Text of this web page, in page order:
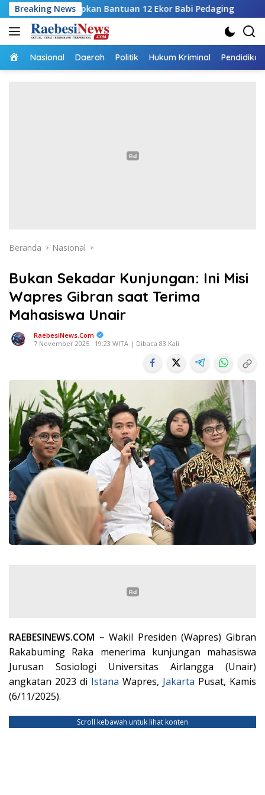
Langsung
ke
konten
Breaking News
Bantuan 12 Ekor Babi Pedaging RSUPP Betun
Home
Nasional Daerah Politik Hukum Kriminal Pendidikan
Beranda Nasional
Bukan Sekadar Kunjungan: Ini Misi
Wapres Gibran saat Terima
Mahasiswa Unair
RaebesiNews.Com
7 November 2025 : 19:23 WITA | Dibaca 83 Kali
RAEBESINEWS.COM –Wakil Presiden (Wapres) Gibran
Rakabuming Raka menerima kunjungan mahasiswa
Jurusan Sosiologi Universitas Airlangga (Unair)
angkatan 2023 di Istana Wapres, Jakarta Pusat, Kamis
(6/11/2025).
Scroll kebawah untuk lihat konten